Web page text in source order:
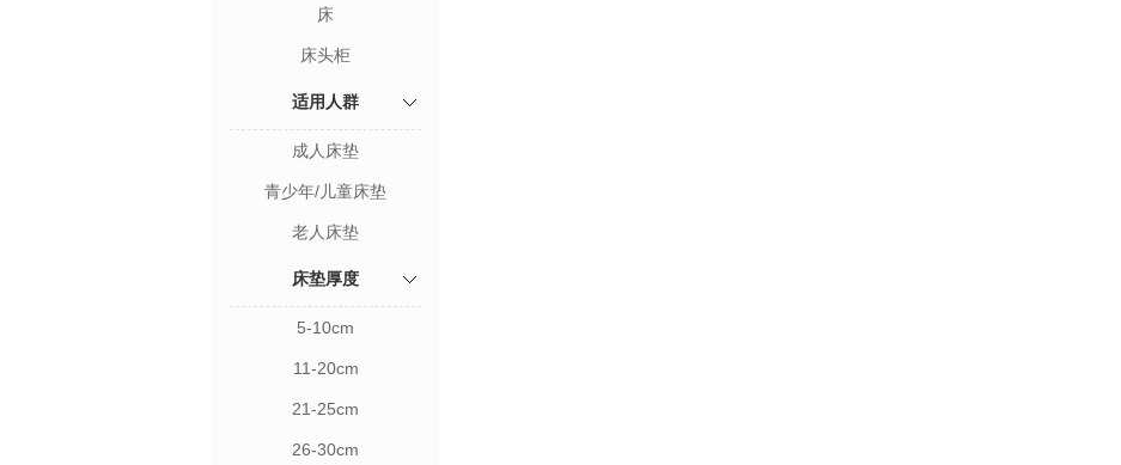
床
床头柜
适用人群
成人床垫
青少年/儿童床垫
老人床垫
床垫厚度
5-10cm
11-20cm
21-25cm
26-30cm